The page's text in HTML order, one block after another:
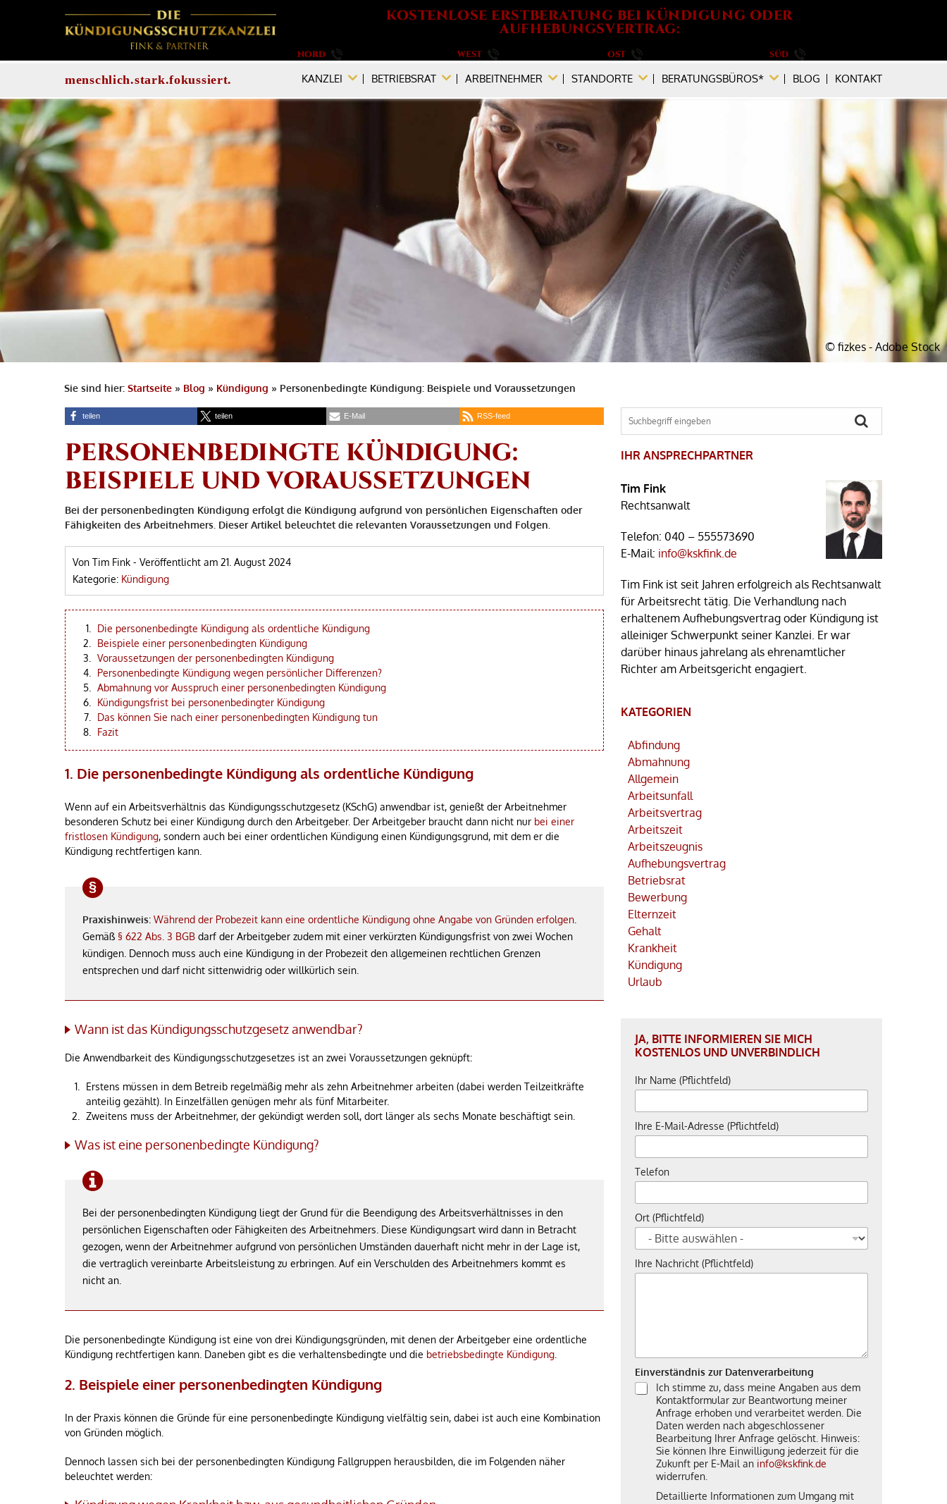
KOSTENLOSE ERSTBERATUNG BEI KÜNDIGUNG ODER
AUFHEBUNGSVERTRAG:
NORD WEST OST SÜD
menschlich.stark.fokussiert. KANZLEI BETRIEBSRAT ARBEITNEHMER STANDORTE BERATUNGSBÜROS* BLOG KONTAKT
© fizkes - Adobe Stock
Sie sind hier: Startseite» Blog » Kündigung » Personenbedingte Kündigung: Beispiele und Voraussetzungen
teilen teilen E-Mail RSS-feed
PERSONENBEDINGTE KÜNDIGUNG:
BEISPIELE UND VORAUSSETZUNGEN
Bei der personenbedingten Kündigung erfolgt die Kündigung aufgrund von persönlichen Eigenschaften oder
Fähigkeiten des Arbeitnehmers. Dieser Artikel beleuchtet die relevanten Voraussetzungen und Folgen.
Von Tim Fink - Veröffentlicht am 21. August 2024
Kategorie: Kündigung
Die personenbedingte Kündigung als ordentliche Kündigung
Beispiele einer personenbedingten Kündigung
Voraussetzungen der personenbedingten Kündigung
Personenbedingte Kündigung wegen persönlicher Differenzen?
Abmahnung vor Ausspruch einer personenbedingten Kündigung
Kündigungsfrist bei personenbedingter Kündigung
Das können Sie nach einer personenbedingten Kündigung tun
Fazit
1. Die personenbedingte Kündigung als ordentliche Kündigung
Wenn auf ein Arbeitsverhältnis das Kündigungsschutzgesetz (KSchG) anwendbar ist, genießt der Arbeitnehmer
besonderen Schutz bei einer Kündigung durch den Arbeitgeber. Der Arbeitgeber braucht dann nicht nur bei einer
fristlosen Kündigung, sondern auch bei einer ordentlichen Kündigung einen Kündigungsgrund, mit dem er die
Kündigung rechtfertigen kann.
Praxishinweis: Während der Probezeit kann eine ordentliche Kündigung ohne Angabe von Gründen erfolgen.
Gemäß § 622 Abs. 3 BGB darf der Arbeitgeber zudem mit einer verkürzten Kündigungsfrist von zwei Wochen
kündigen. Dennoch muss auch eine Kündigung in der Probezeit den allgemeinen rechtlichen Grenzen
entsprechen und darf nicht sittenwidrig oder willkürlich sein.
Wann ist das Kündigungsschutzgesetz anwendbar?
Die Anwendbarkeit des Kündigungsschutzgesetzes ist an zwei Voraussetzungen geknüpft:
Erstens müssen in dem Betreib regelmäßig mehr als zehn Arbeitnehmer arbeiten (dabei werden Teilzeitkräfte
anteilig gezählt). In Einzelfällen genügen mehr als fünf Mitarbeiter.
Zweitens muss der Arbeitnehmer, der gekündigt werden soll, dort länger als sechs Monate beschäftigt sein.
Was ist eine personenbedingte Kündigung?
Bei der personenbedingten Kündigung liegt der Grund für die Beendigung des Arbeitsverhältnisses in den
persönlichen Eigenschaften oder Fähigkeiten des Arbeitnehmers. Diese Kündigungsart wird dann in Betracht
gezogen, wenn der Arbeitnehmer aufgrund von persönlichen Umständen dauerhaft nicht mehr in der Lage ist,
die vertraglich vereinbarte Arbeitsleistung zu erbringen. Auf ein Verschulden des Arbeitnehmers kommt es
nicht an.
Die personenbedingte Kündigung ist eine von drei Kündigungsgründen, mit denen der Arbeitgeber eine ordentliche
Kündigung rechtfertigen kann. Daneben gibt es die verhaltensbedingte und die betriebsbedingte Kündigung.
2. Beispiele einer personenbedingten Kündigung
In der Praxis können die Gründe für eine personenbedingte Kündigung vielfältig sein, dabei ist auch eine Kombination
von Gründen möglich.
Dennoch lassen sich bei der personenbedingten Kündigung Fallgruppen herausbilden, die im Folgenden näher
beleuchtet werden:
IHR ANSPRECHPARTNER
Tim Fink
Rechtsanwalt
Telefon:040 – 555573690
E-Mail: info@kskfink.de
Tim Fink ist seit Jahren erfolgreich als Rechtsanwalt
für Arbeitsrecht tätig. Die Verhandlung nach
erhaltenem Aufhebungsvertrag oder Kündigung ist
alleiniger Schwerpunkt seiner Kanzlei. Er war
darüber hinaus jahrelang als ehrenamtlicher
Richter am Arbeitsgericht engagiert.
KATEGORIEN
Abfindung
Abmahnung
Allgemein
Arbeitsunfall
Arbeitsvertrag
Arbeitszeit
Arbeitszeugnis
Aufhebungsvertrag
Betriebsrat
Bewerbung
Elternzeit
Gehalt
Krankheit
Kündigung
Urlaub
JA, BITTE INFORMIEREN SIE MICH
KOSTENLOS UND UNVERBINDLICH
Ihr Name (Pflichtfeld)
Ihre E-Mail-Adresse (Pflichtfeld)
Telefon
Ort (Pflichtfeld)
Ihre Nachricht (Pflichtfeld)
Einverständnis zur Datenverarbeitung
Ich stimme zu, dass meine Angaben aus dem
Kontaktformular zur Beantwortung meiner
Anfrage erhoben und verarbeitet werden. Die
Daten werden nach abgeschlossener
Bearbeitung Ihrer Anfrage gelöscht. Hinweis:
Sie können Ihre Einwilligung jederzeit für die
Zukunft per E-Mail an info@kskfink.de
widerrufen.
Detaillierte Informationen zum Umgang mit